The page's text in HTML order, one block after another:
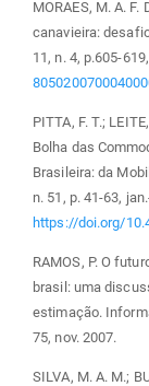
MORAES, M. A.
canavieira:
11, n. 4, p.605-
PITTA, F. T.;
Bolha das
Brasileira: da
n. 51, p. 41-63,
https://doi.org/
RAMOS, P. O
brasil: uma
estimação.
75, nov. 2007.
SILVA, M. A. M.;